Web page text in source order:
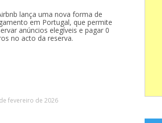
lança uma nova forma de
em Portugal, que permite
anúncios elegíveis e pagar 0
no acto da reserva.
fevereiro de 2026